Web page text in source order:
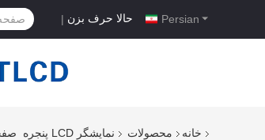
Persian حالا حرف بزن |
خانه محصولات نمایشگر LCD پنجره